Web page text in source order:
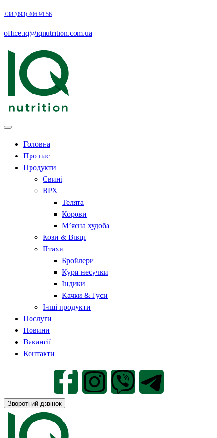
+38 (093) 406 91 56
office.iq@iqnutrition.com.ua
Головна
Про нас
Продукти
Свині
ВРХ
Телята
Корови
М’ясна худоба
Кози & Вівці
Птахи
Бройлери
Кури несучки
Індики
Качки & Гуси
Інші продукти
Послуги
Новини
Вакансії
Контакти
Зворотний дзвінок